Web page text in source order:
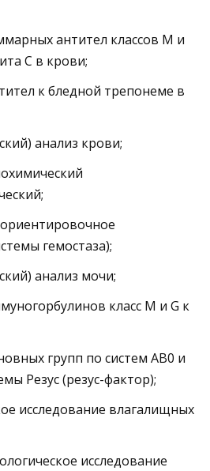
антител классов M и
C в крови;
к бледной трепонеме в
анализ крови;
гемостаза);
анализ мочи;
класс M и G к
групп по систем AB0 и
Резус (резус-фактор);
исследование влагалищных
исследование